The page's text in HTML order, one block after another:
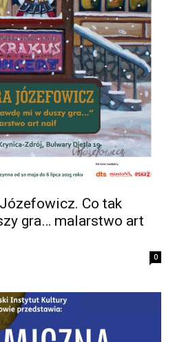
Co tak
gra… malarstwo art
0